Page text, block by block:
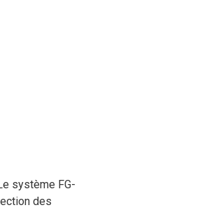
système FG-
des